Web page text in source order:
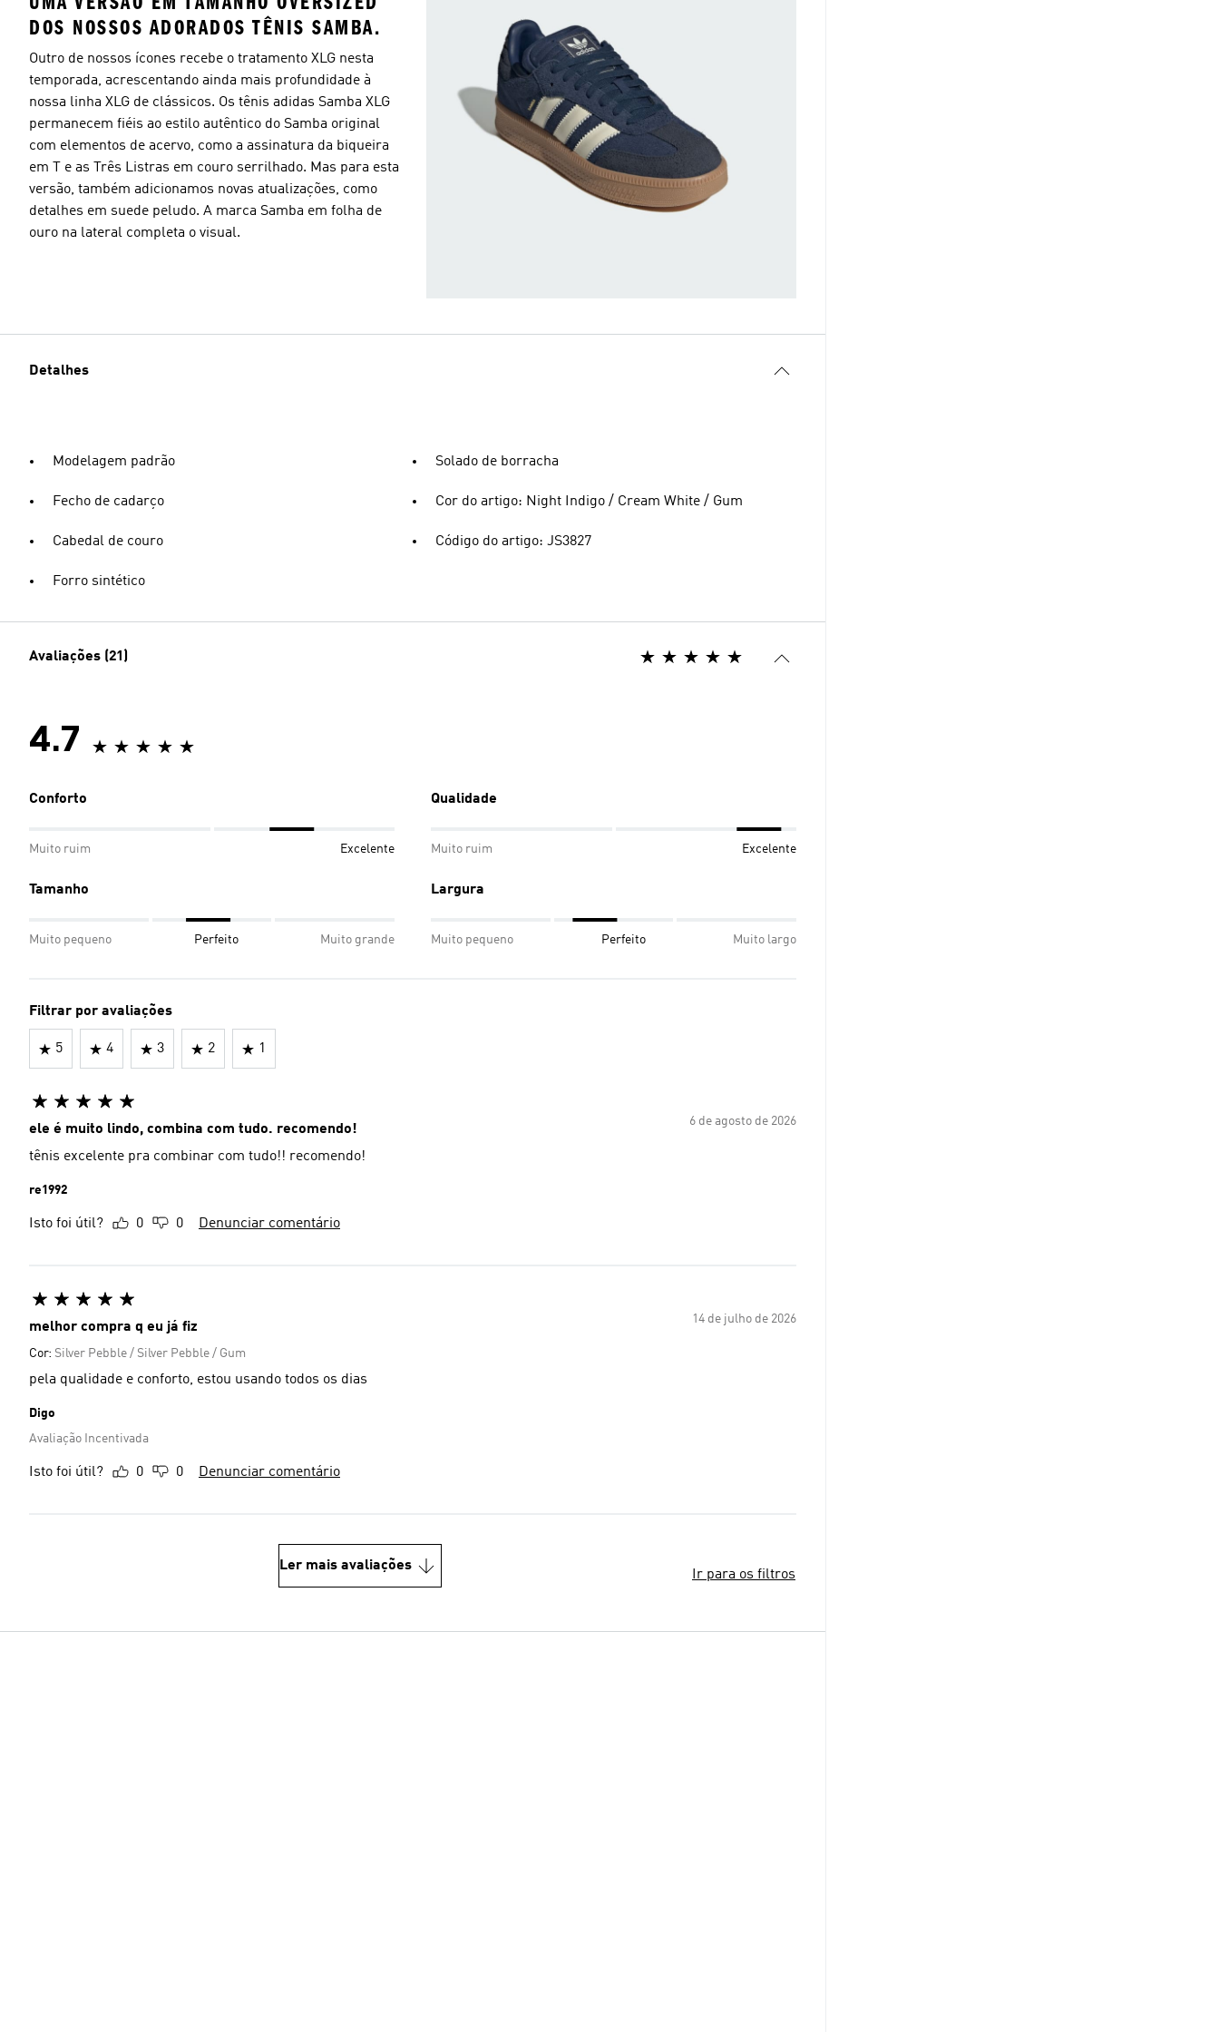
DOS NOSSOS ADORADOS TÊNIS SAMBA.
Outro de nossos ícones recebe o tratamento XLG nesta
temporada, acrescentando ainda mais profundidade à
nossa linha XLG de clássicos. Os tênis adidas Samba XLG
permanecem fiéis ao estilo autêntico do Samba original
com elementos de acervo, como a assinatura da biqueira
em T e as Três Listras em couro serrilhado. Mas para esta
versão, também adicionamos novas atualizações, como
detalhes em suede peludo. A marca Samba em folha de
ouro na lateral completa o visual.
Detalhes
Modelagem padrão
Fecho de cadarço
Cabedal de couro
Forro sintético
Solado de borracha
Cor do artigo: Night Indigo / Cream White / Gum
Código do artigo: JS3827
Avaliações (21)
4.7
Conforto
Muito ruim Excelente
Qualidade
Muito ruim Excelente
Tamanho
Muito pequeno Perfeito Muito grande
Largura
Muito pequeno Perfeito Muito largo
Filtrar por avaliações
5 4 3 2 1
6 de agosto de 2026
ele é muito lindo, combina com tudo. recomendo!
tênis excelente pra combinar com tudo!! recomendo!
re1992
Isto foi útil? 0 0 Denunciar comentário
14 de julho de 2026
melhor compra q eu já fiz
Cor: Silver Pebble / Silver Pebble / Gum
pela qualidade e conforto, estou usando todos os dias
Digo
Avaliação Incentivada
Isto foi útil? 0 0 Denunciar comentário
Ler mais avaliações
Ir para os filtros